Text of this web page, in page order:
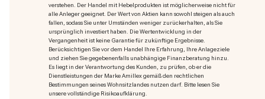
verstehen. Der Handel mit Hebelprodukten ist möglicherweise nicht für
alle Anleger geeignet. Der Wert von Aktien kann sowohl steigen als auch
fallen, sodass Sie unter Umständen weniger zurückerhalten, als Sie
ursprünglich investiert haben. Die Wertentwicklung in der
Vergangenheit ist keine Garantie für zukünftige Ergebnisse.
Berücksichtigen Sie vor dem Handel Ihre Erfahrung, Ihre Anlageziele
und ziehen Sie gegebenenfalls unabhängige Finanzberatung hinzu.
Es liegt in der Verantwortung des Kunden, zu prüfen, ob er die
Dienstleistungen der Marke Amillex gemäß den rechtlichen
Bestimmungen seines Wohnsitzlandes nutzen darf. Bitte lesen Sie
unsere vollständige Risikoaufklärung.